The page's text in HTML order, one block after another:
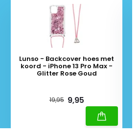
Lunso - Backcover hoes met
koord - iPhone 13 Pro Max -
Glitter Rose Goud
19,95 9,95